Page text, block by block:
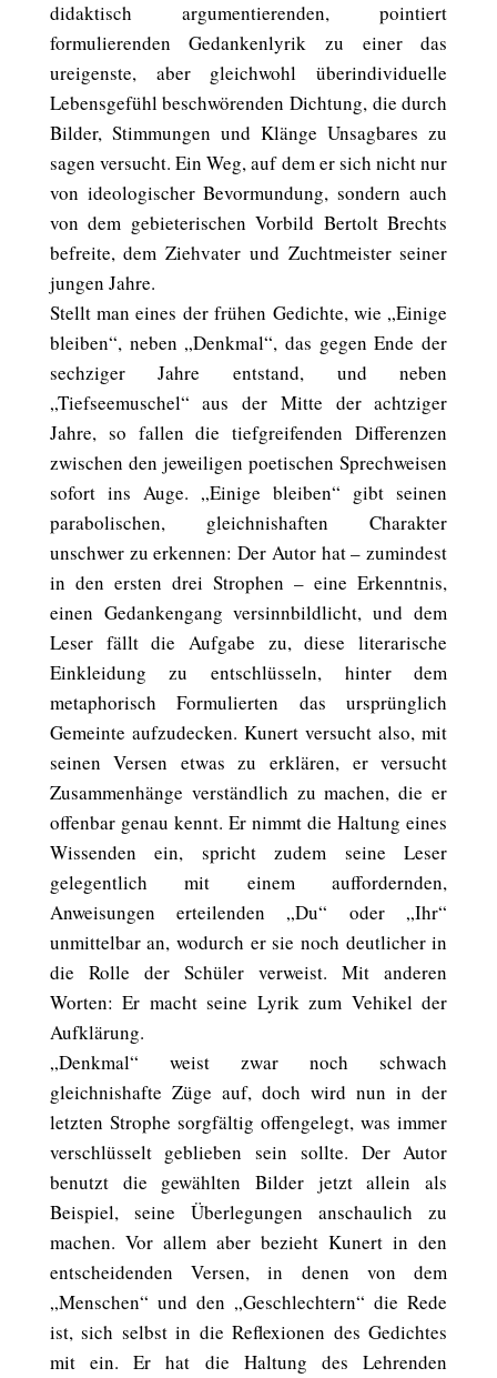
didaktisch argumentierenden, pointiert
formulierenden Gedankenlyrik zu einer das
ureigenste, aber gleichwohl überindividuelle
Lebensgefühl beschwörenden Dichtung, die durch
Bilder, Stimmungen und Klänge Unsagbares zu
sagen versucht. Ein Weg, auf dem er sich nicht nur
von ideologischer Bevormundung, sondern auch
von dem gebieterischen Vorbild Bertolt Brechts
befreite, dem Ziehvater und Zuchtmeister seiner
jungen Jahre.
Stellt man eines der frühen Gedichte, wie „Einige
bleiben“, neben „Denkmal“, das gegen Ende der
sechziger Jahre entstand, und neben
„Tiefseemuschel“ aus der Mitte der achtziger
Jahre, so fallen die tiefgreifenden Differenzen
zwischen den jeweiligen poetischen Sprechweisen
sofort ins Auge. „Einige bleiben“ gibt seinen
parabolischen, gleichnishaften Charakter
unschwer zu erkennen: Der Autor hat – zumindest
in den ersten drei Strophen – eine Erkenntnis,
einen Gedankengang versinnbildlicht, und dem
Leser fällt die Aufgabe zu, diese literarische
Einkleidung zu entschlüsseln, hinter dem
metaphorisch Formulierten das ursprünglich
Gemeinte aufzudecken. Kunert versucht also, mit
seinen Versen etwas zu erklären, er versucht
Zusammenhänge verständlich zu machen, die er
offenbar genau kennt. Er nimmt die Haltung eines
Wissenden ein, spricht zudem seine Leser
gelegentlich mit einem auffordernden,
Anweisungen erteilenden „Du“ oder „Ihr“
unmittelbar an, wodurch er sie noch deutlicher in
die Rolle der Schüler verweist. Mit anderen
Worten: Er macht seine Lyrik zum Vehikel der
Aufklärung.
„Denkmal“ weist zwar noch schwach
gleichnishafte Züge auf, doch wird nun in der
letzten Strophe sorgfältig offengelegt, was immer
verschlüsselt geblieben sein sollte. Der Autor
benutzt die gewählten Bilder jetzt allein als
Beispiel, seine Überlegungen anschaulich zu
machen. Vor allem aber bezieht Kunert in den
entscheidenden Versen, in denen von dem
„Menschen“ und den „Geschlechtern“ die Rede
ist, sich selbst in die Reflexionen des Gedichtes
mit ein. Er hat die Haltung des Lehrenden